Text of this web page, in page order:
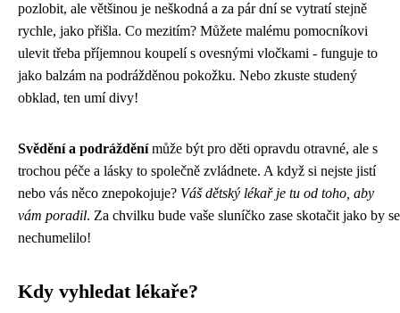
pozlobit, ale většinou je neškodná a za pár dní se vytratí stejně
rychle, jako přišla. Co mezitím? Můžete malému pomocníkovi
ulevit třeba příjemnou koupelí s ovesnými vločkami - funguje to
jako balzám na podrážděnou pokožku. Nebo zkuste studený
obklad, ten umí divy!
Svědění a podrážděnímůže být pro děti opravdu otravné, ale s
trochou péče a lásky to společně zvládnete. A když si nejste jistí
nebo vás něco znepokojuje? Váš dětský lékař je tu od toho, aby
vám poradil. Za chvilku bude vaše sluníčko zase skotačit jako by se
nechumelilo!
Kdy vyhledat lékaře?